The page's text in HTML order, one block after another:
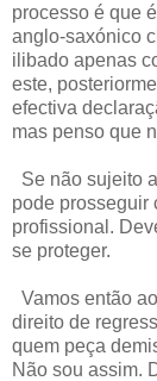
processo é que
anglo-saxónico
ilibado apenas
este,
efectiva
mas penso que
Se não sujeito
pode prosseguir
profissional.
se proteger.
Vamos então
direito de
quem peça
Não sou assim.